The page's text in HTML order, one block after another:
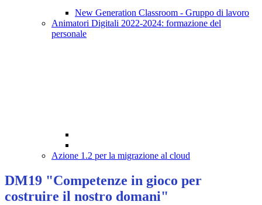
New Generation Classroom - Gruppo di lavoro
Animatori Digitali 2022-2024: formazione del
personale
Azione 1.2 per la migrazione al cloud
DM19 "Competenze in gioco per
costruire il nostro domani"